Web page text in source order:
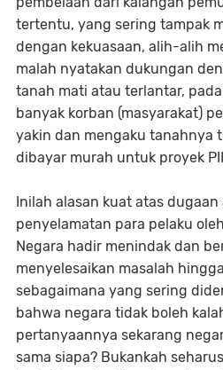
tertentu, yang sering tampak
dengan kekuasaan, alih-alih
malah nyatakan dukungan
tanah mati atau terlantar,
banyak korban (masyarakat)
yakin dan mengaku tanahnya
dibayar murah untuk proyek
Inilah alasan kuat atas
penyelamatan para pelaku
Negara hadir menindak dan
menyelesaikan masalah
sebagaimana yang sering
bahwa negara tidak boleh
pertanyaannya sekarang
sama siapa? Bukankah